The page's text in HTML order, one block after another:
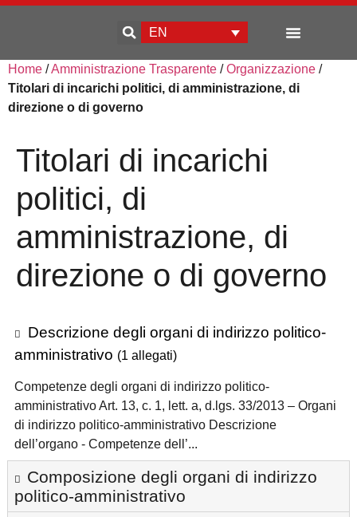
EN
Home /Amministrazione Trasparente /Organizzazione /
Titolari di incarichi politici, di amministrazione, di
direzione o di governo
Titolari di incarichi
politici, di
amministrazione, di
direzione o di governo
Descrizione degli organi di indirizzo politico-
amministrativo (1 allegati)
Competenze degli organi di indirizzo politico-
amministrativo Art. 13, c. 1, lett. a, d.lgs. 33/2013 – Organi
di indirizzo politico-amministrativo Descrizione
dell’organo - Competenze dell’...
Composizione degli organi di indirizzo
politico-amministrativo